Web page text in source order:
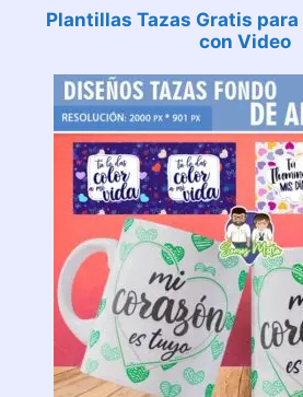
Plantillas Tazas Gratis para
con Video